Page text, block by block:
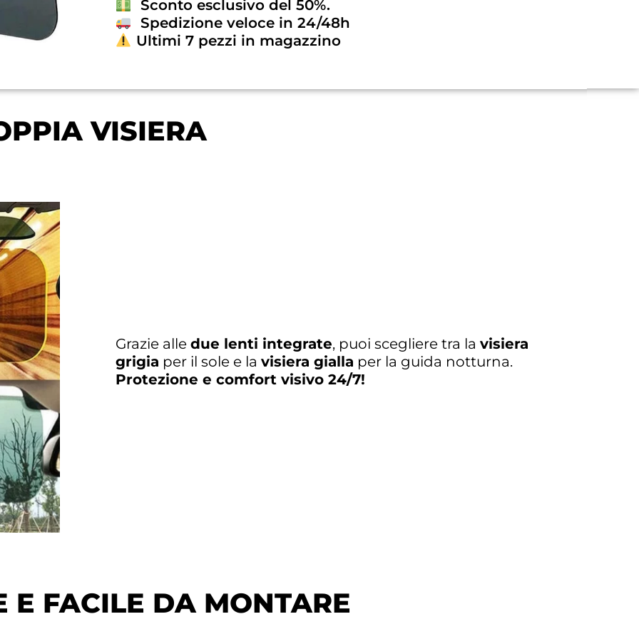
Sconto esclusivo del 50%.
Spedizione veloce in 24/48h
Ultimi 7 pezzi in magazzino
VISIERA
Grazie alle due lenti integrate, puoi scegliere tra la visiera
grigia per il sole e la visiera gialla per la guida notturna.
Protezione e comfort visivo 24/7!
E FACILE DA MONTARE